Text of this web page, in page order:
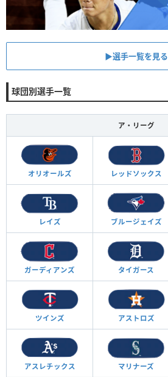
▶︎選手一覧を見る
球団別選手一覧
ア・リーグ
オリオールズ レッドソックス
レイズ ブルージェイズ
ガーディアンズ タイガース
ツインズ アストロズ
アスレチックス マリナーズ